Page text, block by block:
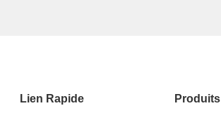
Lien Rapide Produits